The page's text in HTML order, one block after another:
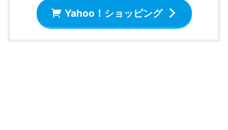
Yahoo！ショッピング